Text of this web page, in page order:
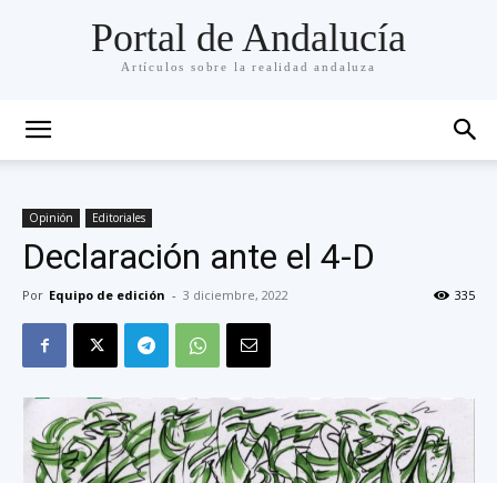
Portal de Andalucía
Artículos sobre la realidad andaluza
Opinión Editoriales
Declaración ante el 4-D
Por Equipo de edición - 3 diciembre, 2022 335